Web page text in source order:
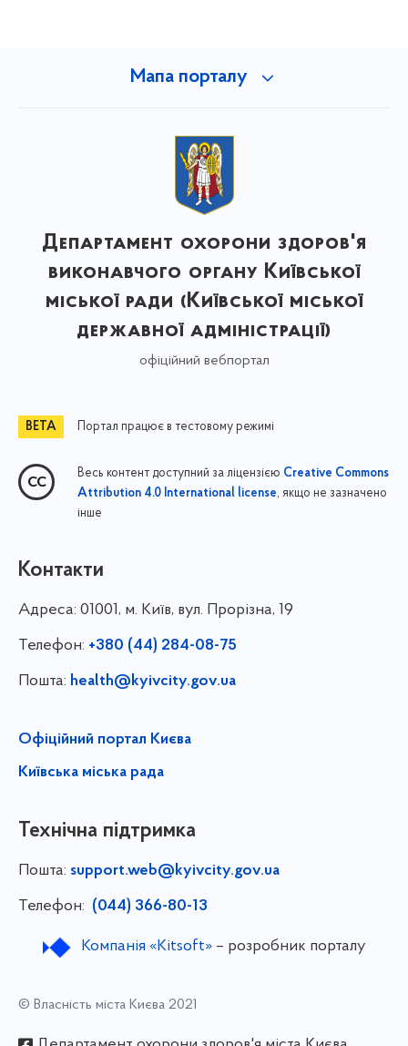
Мапа порталу
Департамент охорони здоров'я
виконавчого органу Київської
міської ради (Київської міської
державної адміністрації)
офіційний вебпортал
Портал працює в тестовому режимі
Весь контент доступний за ліцензією Creative Commons
Attribution 4.0 International license, якщо не зазначено
інше
Контакти
Адреса: 01001, м. Київ, вул. Прорізна, 19
Телефон: +380 (44) 284-08-75
Пошта: health@kyivcity.gov.ua
Офіційний портал Києва
Київська міська рада
Технічна підтримка
Пошта: support.web@kyivcity.gov.ua
Телефон: (044) 366-80-13
Компанія «Kitsoft»– розробник порталу
© Власність міста Києва 2021